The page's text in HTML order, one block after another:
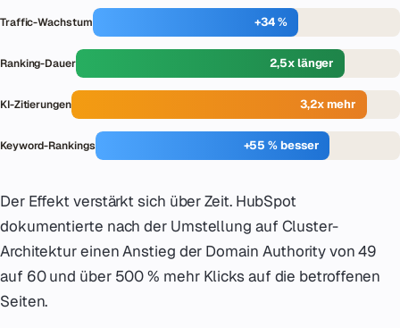
Traffic-Wachstum +34 %
Ranking-Dauer 2,5x länger
KI-Zitierungen 3,2x mehr
Keyword-Rankings +55 % besser
Der Effekt verstärkt sich über Zeit. HubSpot
dokumentierte nach der Umstellung auf Cluster-
Architektur einen Anstieg der Domain Authority von 49
auf 60 und über 500 % mehr Klicks auf die betroffenen
Seiten.